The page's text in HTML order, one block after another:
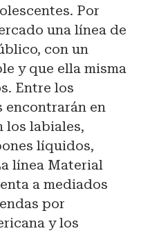
Por
una línea de
con un
y que ella misma
Entre los
encontrarán en
los labiales,
líquidos,
línea Material
a mediados
por
y los